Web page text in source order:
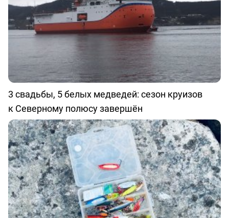
3 свадьбы, 5 белых медведей: сезон круизов
к Северному полюсу завершён